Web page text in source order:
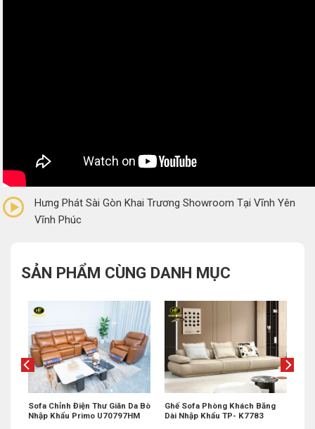
(0 Reviews)
Hưng Phát Sài Gòn Khai Trương Showroom Tại Vĩnh Yên
Vĩnh Phúc
SẢN PHẨM CÙNG DANH MỤC
Sofa Chỉnh Điện Thư Giãn Da Bò
Nhập Khẩu Primo U70797HM
Ghế Sofa Phòng Khách Băng
Dài Nhập Khẩu TP- K7783